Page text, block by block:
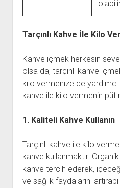
Tarçınlı Kahve İle Kilo
Kahve içmek herkesin
olsa da, tarçınlı kahve
kilo vermenize de yardımcı
kahve ile kilo vermenin püf
1. Kaliteli Kahve Kullanın
Tarçınlı kahve ile kilo
kahve kullanmaktır.
kahve tercih ederek,
ve sağlık faydalarını